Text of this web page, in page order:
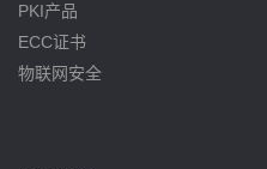
PKI产品
ECC证书
物联网安全